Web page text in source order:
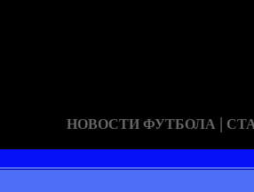
НОВОСТИ ФУТБОЛА |